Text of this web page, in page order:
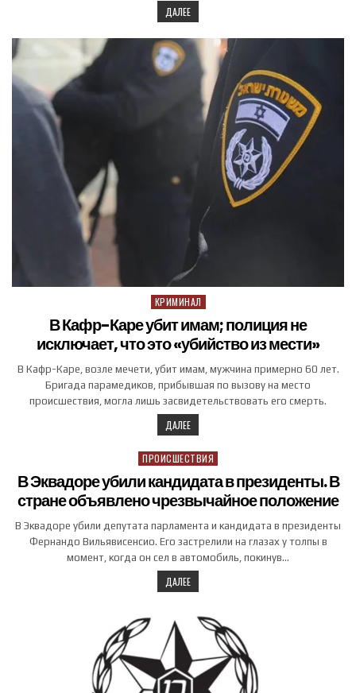
ДАЛЕЕ
Posted in
КРИМИНАЛ
В Кафр-Каре убит имам; полиция не
исключает, что это «убийство из мести»
В Кафр-Каре, возле мечети, убит имам, мужчина примерно 60 лет.
Бригада парамедиков, прибывшая по вызову на место
происшествия, могла лишь засвидетельствовать его смерть.
ДАЛЕЕ
Posted in
ПРОИСШЕСТВИЯ
В Эквадоре убили кандидата в президенты. В
стране объявлено чрезвычайное положение
В Эквадоре убили депутата парламента и кандидата в президенты
Фернандо Вильявисенсио. Его застрелили на глазах у толпы в
момент, когда он сел в автомобиль, покинув…
ДАЛЕЕ